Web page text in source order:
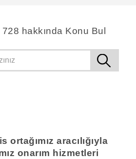
hakkında Konu Bul
ortağımız aracılığıyla
onarım hizmetleri